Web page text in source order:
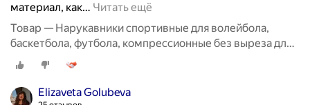
материал, как… Читать ещё
Товар — Нарукавники спортивные для волейбола,
баскетбола, футбола, компрессионные без выреза для
пальцев, 2 пары черные + белые
Elizaveta Golubeva